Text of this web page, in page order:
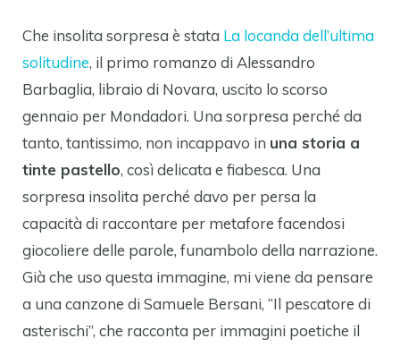
Che insolita sorpresa è stata La locanda dell’ultima
solitudine, il primo romanzo di Alessandro
Barbaglia, libraio di Novara, uscito lo scorso
gennaio per Mondadori. Una sorpresa perché da
tanto, tantissimo, non incappavo in una storia a
tinte pastello, così delicata e fiabesca. Una
sorpresa insolita perché davo per persa la
capacità di raccontare per metafore facendosi
giocoliere delle parole, funambolo della narrazione.
Già che uso questa immagine, mi viene da pensare
a una canzone di Samuele Bersani, “Il pescatore di
asterischi”, che racconta per immagini poetiche il